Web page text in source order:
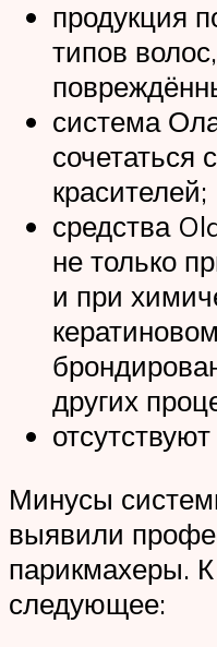
продукция
типов
система
красителей;
средства
не только
и при
других
Минусы
выявили
парикмахеры.
следующее: